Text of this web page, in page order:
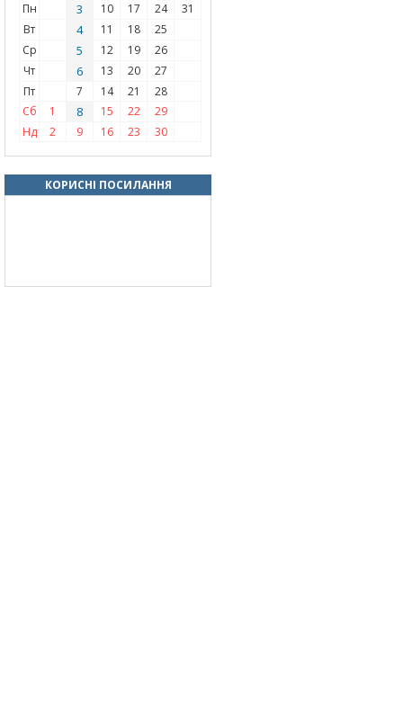
Пн 3 10 17 24
31
Вт
4 11 18
25
Ср
5 12 19
26
Чт
6 13 20
27
Пт
7 14 21
28
Сб
1 8 15 22
29
Нд
2 9 16 23 30
КОРИСНІ ПОСИЛАННЯ